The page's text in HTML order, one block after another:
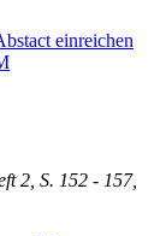
2, S. 152 - 157,